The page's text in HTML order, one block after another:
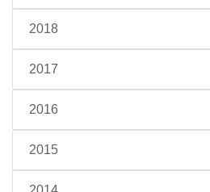
2018
2017
2016
2015